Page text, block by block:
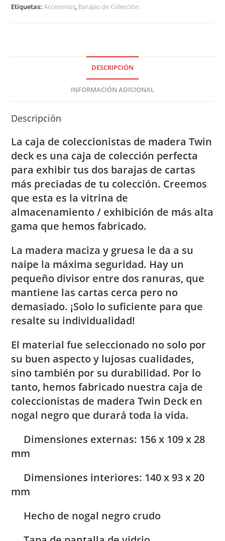
Etiquetas:Accesorios Barajas de Colección
DESCRIPCIÓN
INFORMACIÓN ADICIONAL
Descripción
La caja de coleccionistas de madera Twin
deck es una caja de colección perfecta
para exhibir tus dos barajas de cartas
más preciadas de tu colección. Creemos
que esta es la vitrina de
almacenamiento / exhibición de más alta
gama que hemos fabricado.
La madera maciza y gruesa le da a su
naipe la máxima seguridad. Hay un
pequeño divisor entre dos ranuras, que
mantiene las cartas cerca pero no
demasiado. ¡Solo lo suficiente para que
resalte su individualidad!
El material fue seleccionado no solo por
su buen aspecto y lujosas cualidades,
sino también por su durabilidad. Por lo
tanto, hemos fabricado nuestra caja de
coleccionistas de madera Twin Deck en
nogal negro que durará toda la vida.
Dimensiones externas: 156 x 109 x 28
mm
Dimensiones interiores: 140 x 93 x 20
mm
Hecho de nogal negro crudo